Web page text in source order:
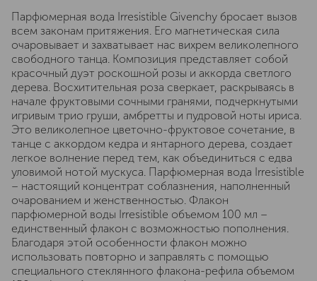
Парфюмерная вода Irresistible Givenchy бросает вызов
всем законам притяжения. Его магнетическая сила
очаровывает и захватывает нас вихрем великолепного
свободного танца. Композиция представляет собой
красочный дуэт роскошной розы и аккорда светлого
дерева. Восхитительная роза сверкает, раскрываясь в
начале фруктовыми сочными гранями, подчеркнутыми
игривым трио груши, амбретты и пудровой ноты ириса.
Это великолепное цветочно-фруктовое сочетание, в
танце с аккордом кедра и янтарного дерева, создает
легкое волнение перед тем, как объединиться с едва
уловимой нотой мускуса. Парфюмерная вода Irresistible
– настоящий концентрат соблазнения, наполненный
очарованием и женственностью. Флакон
парфюмерной воды Irresistible объемом 100 мл –
единственный флакон с возможностью пополнения.
Благодаря этой особенности флакон можно
использовать повторно и заправлять с помощью
специального стеклянного флакона-рефила объемом